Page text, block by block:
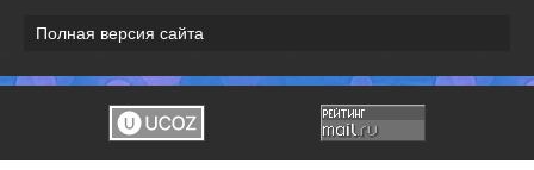
Полная версия сайта